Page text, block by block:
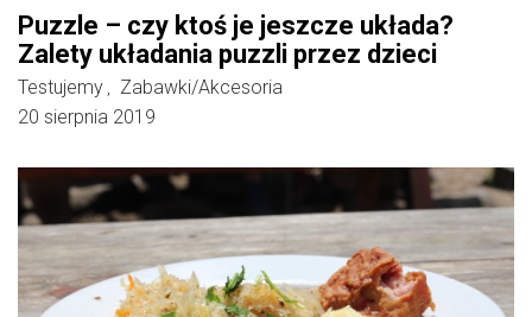
Puzzle – czy ktoś je jeszcze układa?
Zalety układania puzzli przez dzieci
Testujemy ,
Zabawki/Akcesoria
20 sierpnia 2019